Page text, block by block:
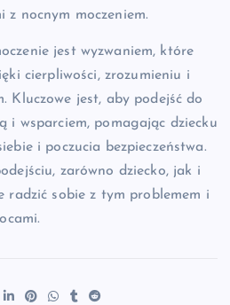
z nocnym moczeniem.
jest wyzwaniem, które
cierpliwości, zrozumieniu i
Kluczowe jest, aby podejść do
i wsparciem, pomagając dziecku
i poczucia bezpieczeństwa.
zarówno dziecko, jak i
radzić sobie z tym problemem i